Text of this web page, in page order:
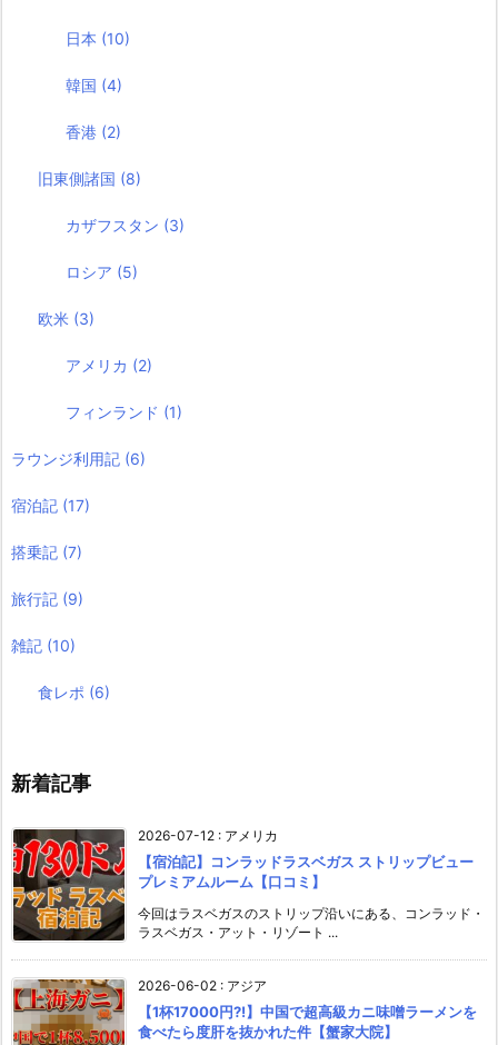
日本 (10)
韓国 (4)
香港 (2)
旧東側諸国 (8)
カザフスタン (3)
ロシア (5)
欧米 (3)
アメリカ (2)
フィンランド (1)
ラウンジ利用記 (6)
宿泊記 (17)
搭乗記 (7)
旅行記 (9)
雑記 (10)
食レポ (6)
新着記事
2026-07-12 : アメリカ
【宿泊記】コンラッドラスベガス ストリップビュー
プレミアムルーム【口コミ】
今回はラスベガスのストリップ沿いにある、コンラッド・
ラスベガス・アット・リゾート ...
2026-06-02 : アジア
【1杯17000円?!】中国で超高級カニ味噌ラーメンを
食べたら度肝を抜かれた件【蟹家大院】